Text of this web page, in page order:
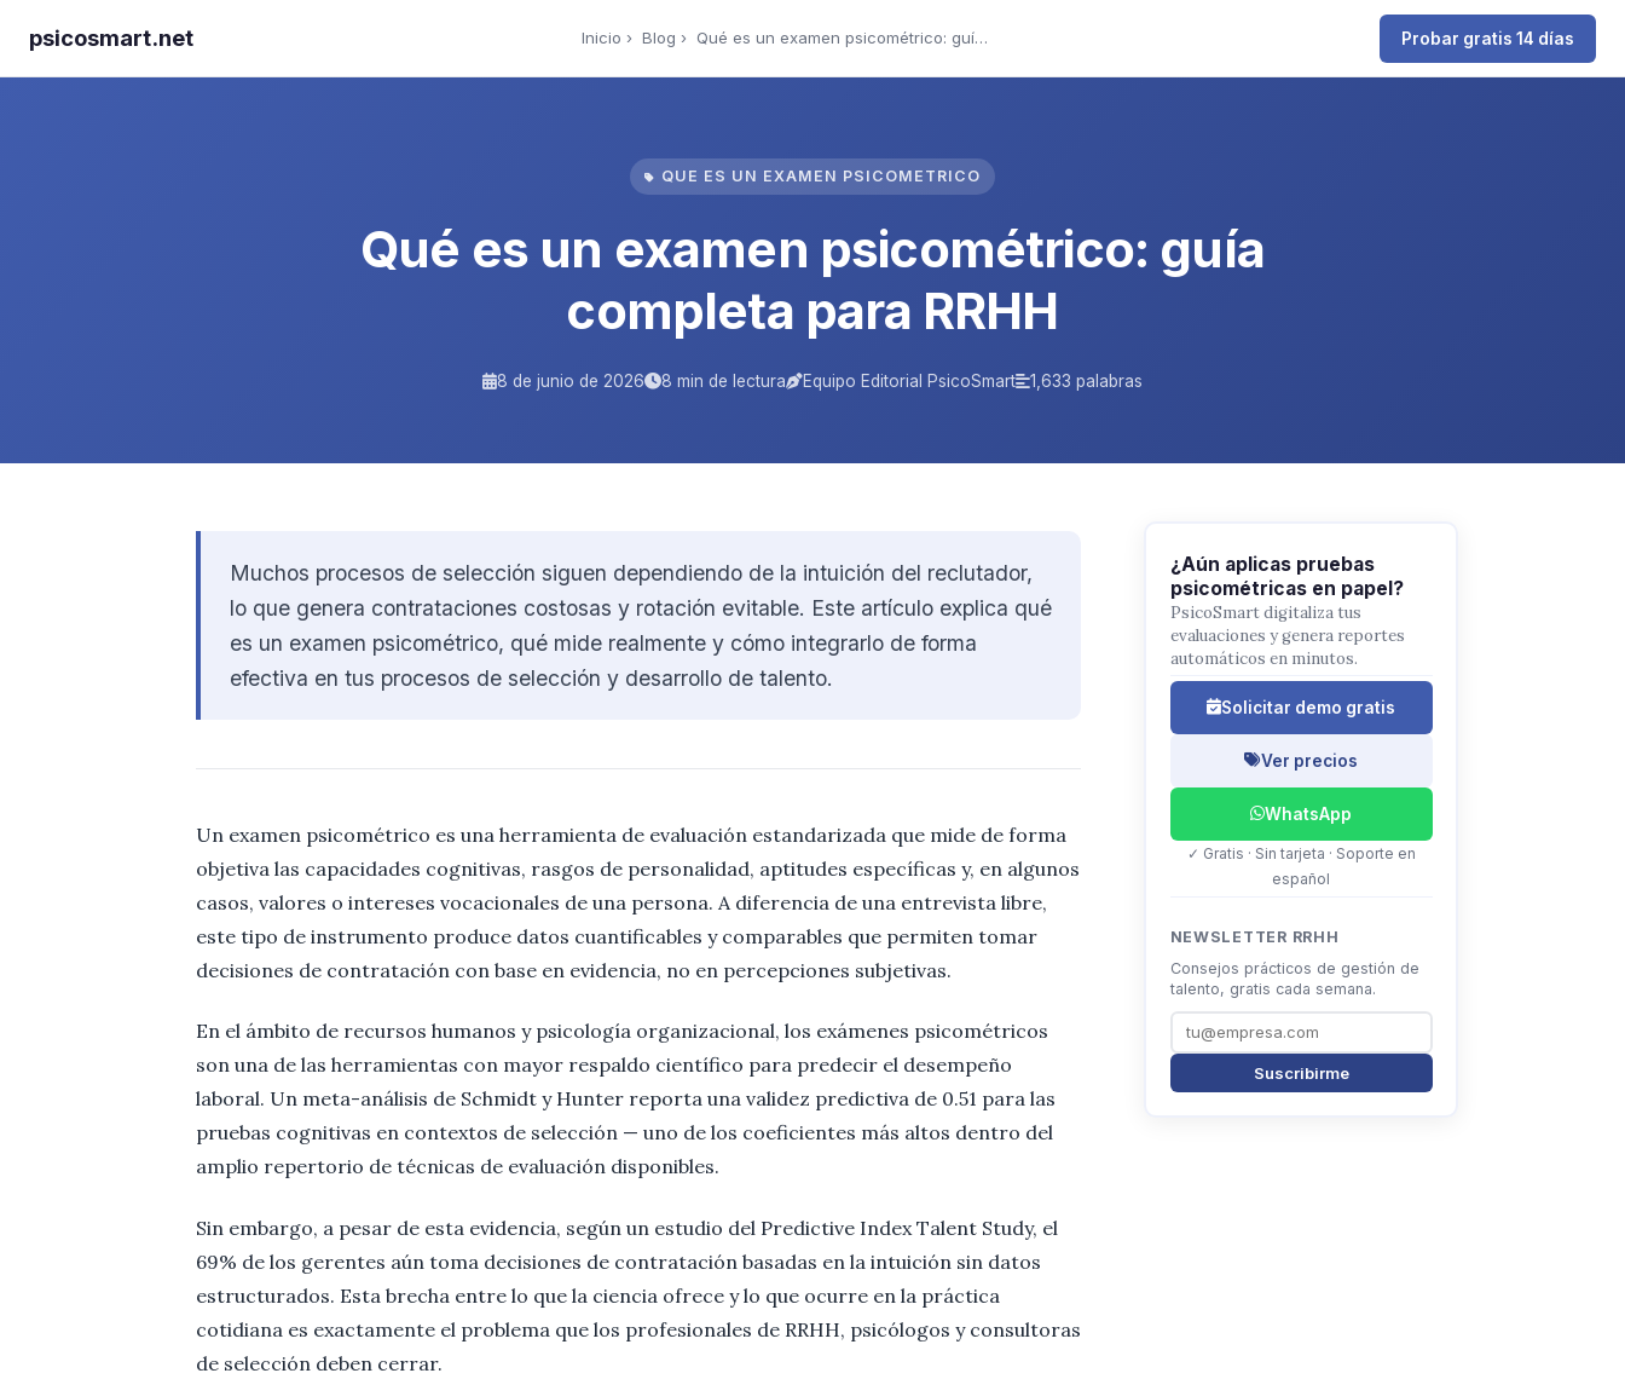
psicosmart.net Inicio › Blog › Qué es un examen psicométrico: guía comple… Probar gratis 14 días
QUE ES UN EXAMEN PSICOMETRICO
Qué es un examen psicométrico: guía
completa para RRHH
8 de junio de 2026 8 min de lectura Equipo Editorial PsicoSmart 1,633 palabras
Muchos procesos de selección siguen dependiendo de la intuición del reclutador,
lo que genera contrataciones costosas y rotación evitable. Este artículo explica qué
es un examen psicométrico, qué mide realmente y cómo integrarlo de forma
efectiva en tus procesos de selección y desarrollo de talento.
Un examen psicométrico es una herramienta de evaluación estandarizada que mide de forma
objetiva las capacidades cognitivas, rasgos de personalidad, aptitudes específicas y, en algunos
casos, valores o intereses vocacionales de una persona. A diferencia de una entrevista libre,
este tipo de instrumento produce datos cuantificables y comparables que permiten tomar
decisiones de contratación con base en evidencia, no en percepciones subjetivas.
En el ámbito de recursos humanos y psicología organizacional, los exámenes psicométricos
son una de las herramientas con mayor respaldo científico para predecir el desempeño
laboral. Un meta-análisis de Schmidt y Hunter reporta una validez predictiva de 0.51 para las
pruebas cognitivas en contextos de selección — uno de los coeficientes más altos dentro del
amplio repertorio de técnicas de evaluación disponibles.
Sin embargo, a pesar de esta evidencia, según un estudio del Predictive Index Talent Study, el
69% de los gerentes aún toma decisiones de contratación basadas en la intuición sin datos
estructurados. Esta brecha entre lo que la ciencia ofrece y lo que ocurre en la práctica
cotidiana es exactamente el problema que los profesionales de RRHH, psicólogos y consultoras
de selección deben cerrar.
¿Aún aplicas pruebas
psicométricas en papel?
PsicoSmart digitaliza tus
evaluaciones y genera reportes
automáticos en minutos.
Solicitar demo gratis
Ver precios
WhatsApp
✓ Gratis · Sin tarjeta · Soporte en
español
NEWSLETTER RRHH
Consejos prácticos de gestión de
talento, gratis cada semana.
Suscribirme